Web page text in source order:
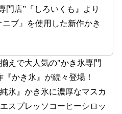
門店”『しろいくも』より
ブ』を使用した新作かき
で大人気の"かき氷専門
かき氷』が続々登場！
氷』かき氷に濃厚なマスカ
スプレッソコーヒーシロッ